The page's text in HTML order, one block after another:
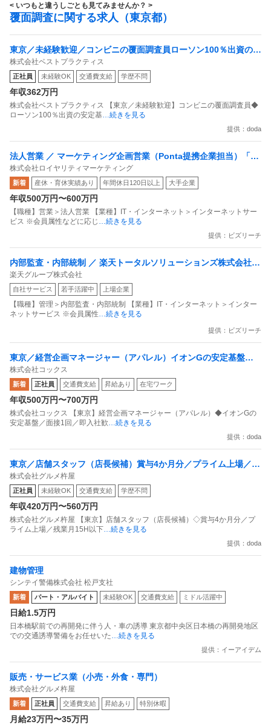
< いつもと違うしごとも見てみませんか？ >
覆面調査に関する求人（東京都）
東京／未経験歓迎／コンビニの覆面調査員ローソン100％出資の安
定基盤／月５日在宅／残業月10時間
株式会社ベストプラクティス
正社員 未経験OK 交通費支給 学歴不問
年収362万円
株式会社ベストプラクティス 【東京／未経験歓迎】コンビニの覆面調査員◆
ローソン100％出資の安定基 …続きを見る
提供：doda
法人営業 ／ マーケティング企画営業（Ponta提携企業担当）「国
内最大級の共通ポイントサービスを展開／無駄のない消費社会を
目指すデータマーケティングカンパニー」
株式会社ロイヤリティマーケティング
新着 産休・育休実績あり 年間休日120日以上 大手企業
年収500万円〜600万円
【職種】営業＞法人営業 【業種】IT・インターネット＞インターネットサー
ビス ※会員属性などに応じ
…続きを見る
提供：ビズリーチ
内部監査・内部統制 ／ 楽天トータルソリューションズ株式会社
戦略事業コンプライアンス支援部 業務統制支援課：ショップコン
プライアンス推進担当（SBCSD）
楽天グループ株式会社
自社サービス 若手活躍中 上場企業
【職種】管理＞内部監査・内部統制 【業種】IT・インターネット＞インター
ネットサービス ※会員属性 …続きを見る
提供：ビズリーチ
東京／経営企画マネージャー（アパレル）イオンGの安定基盤／
面接1回／即入社歓迎
株式会社コックス
新着 正社員 交通費支給 昇給あり 在宅ワーク
年収500万円〜700万円
株式会社コックス 【東京】経営企画マネージャー（アパレル）◆イオンGの
安定基盤／面接1回／即入社歓 …続きを見る
提供：doda
東京／店舗スタッフ（店長候補）賞与4か月分／プライム上場／残
業月15H以下／新店オープン多数
株式会社グルメ杵屋
正社員 未経験OK 交通費支給 学歴不問
年収420万円〜560万円
株式会社グルメ杵屋 【東京】店舗スタッフ（店長候補）◇賞与4か月分／プ
ライム上場／残業月15H以下 …続きを見る
提供：doda
建物管理
シンテイ警備株式会社 松戸支社
新着 パート・アルバイト 未経験OK 交通費支給 ミドル活躍中
日給1.5万円
日本橋駅前での再開発に伴う人・車の誘導 東京都中央区日本橋の再開発地区
での交通誘導警備をお任せいた …続きを見る
提供：イーアイデム
販売・サービス業（小売・外食・専門）
株式会社グルメ杵屋
新着 正社員 交通費支給 昇給あり 特別休暇
月給23万円〜35万円